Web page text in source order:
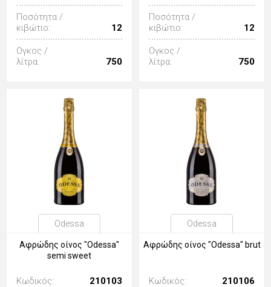
Ποσότητα /
κιβώτιο:
12
Ογκος /
λίτρα:
750
Ποσότητα /
κιβώτιο:
12
Ογκος /
λίτρα:
750
Odessa
Αφρώδης οίνος "Odessa"
semi sweet
Κωδικός: 210103
Odessa
Αφρώδης οίνος "Odessa" brut
Κωδικός: 210106